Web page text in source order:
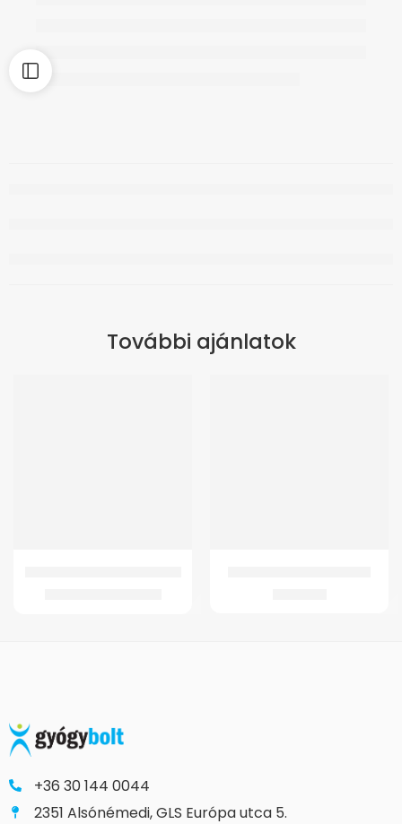
További ajánlatok
+36 30 144 0044
2351 Alsónémedi, GLS Európa utca 5.